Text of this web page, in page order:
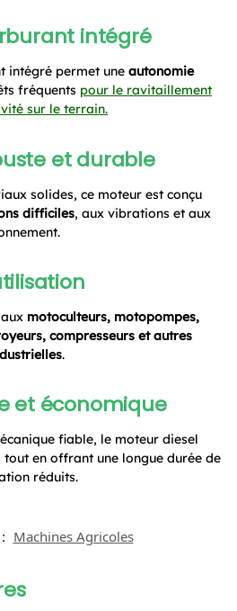
intégré
intégré permet une autonomie
fréquents pour le ravitaillement
sur le terrain.
et durable
solides, ce moteur est conçu
difficiles, aux vibrations et aux
motoculteurs, motopompes,
compresseurs et autres
.
et économique
fiable, le moteur diesel
tout en offrant une longue durée de
réduits.
Machines Agricoles